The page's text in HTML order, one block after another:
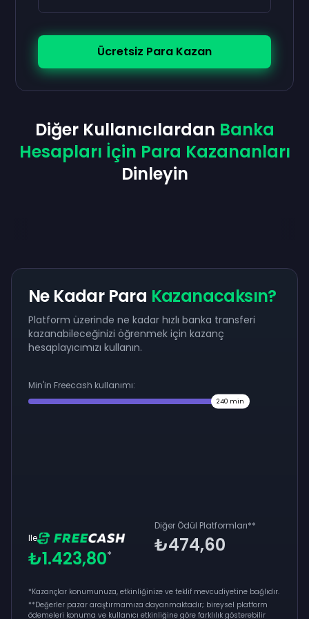
Ücretsiz Para Kazan
Diğer Kullanıcılardan Banka
Hesapları İçin Para Kazananları
Dinleyin
Ne Kadar Para Kazanacaksın?
Platform üzerinde ne kadar hızlı banka transferi
kazanabileceğinizi öğrenmek için kazanç
hesaplayıcımızı kullanın.
Min'in Freecash kullanımı:
240 min
Ile
₺1.423,80*
Diğer Ödül Platformları**
₺474,60
*Kazançlar konumunuza, etkinliğinize ve teklif mevcudiyetine bağlıdır.
**Değerler pazar araştırmamıza dayanmaktadır; bireysel platform
ödemeleri konuma ve kullanıcı etkinliğine göre farklılık gösterebilir